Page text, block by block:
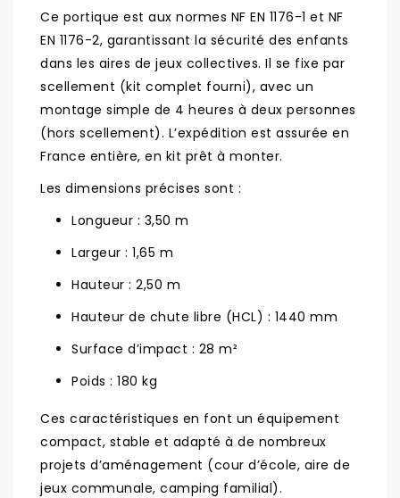
Ce portique est aux normes NF EN 1176-1 et NF
EN 1176-2, garantissant la sécurité des enfants
dans les aires de jeux collectives. Il se fixe par
scellement (kit complet fourni), avec un
montage simple de 4 heures à deux personnes
(hors scellement). L’expédition est assurée en
France entière, en kit prêt à monter.
Les dimensions précises sont :
Longueur : 3,50 m
Largeur : 1,65 m
Hauteur : 2,50 m
Hauteur de chute libre (HCL) : 1440 mm
Surface d’impact : 28 m²
Poids : 180 kg
Ces caractéristiques en font un équipement
compact, stable et adapté à de nombreux
projets d’aménagement (cour d’école, aire de
jeux communale, camping familial).